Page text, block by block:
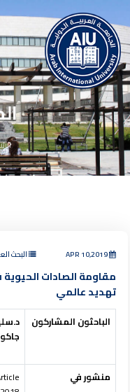
APR 10,2019 البحث
مقاومة الصادات
تهديد عالمي
الباحثون المشاركون
منشور في